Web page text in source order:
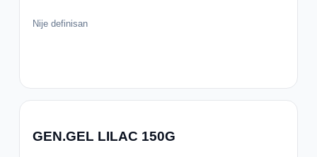
Nije definisan
GEN.GEL LILAC 150G